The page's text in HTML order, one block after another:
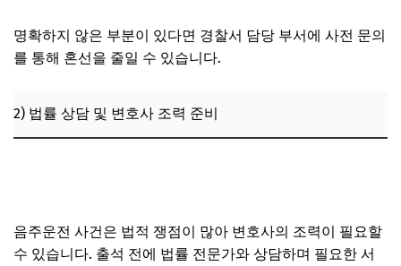
명확하지 않은 부분이 있다면 경찰서 담당 부서에 사전 문의
를 통해 혼선을 줄일 수 있습니다.
2) 법률 상담 및 변호사 조력 준비
음주운전 사건은 법적 쟁점이 많아 변호사의 조력이 필요할
수 있습니다. 출석 전에 법률 전문가와 상담하며 필요한 서